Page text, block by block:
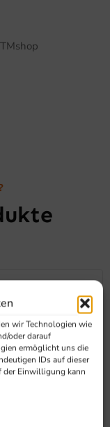
wir Technologien wie
oder darauf
ermöglicht uns die
IDs auf dieser
Einwilligung kann